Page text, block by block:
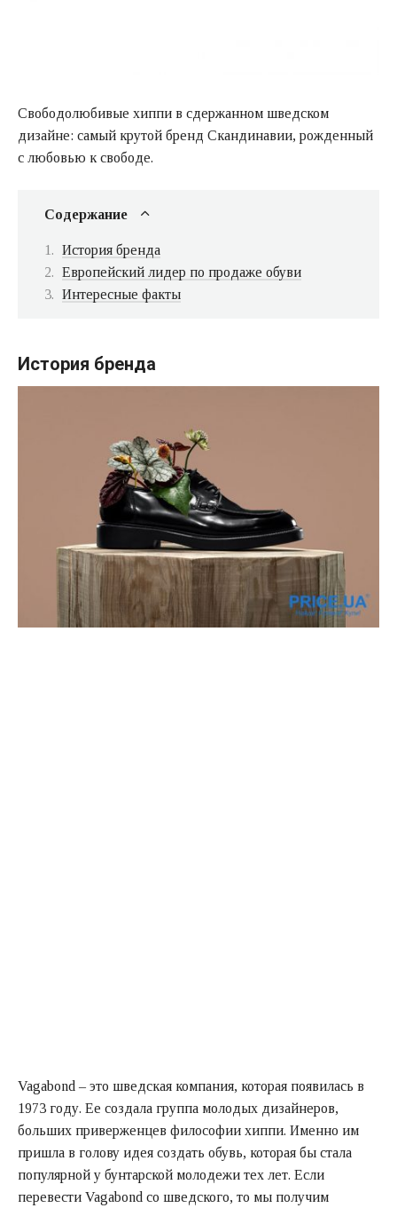
Свободолюбивые хиппи в сдержанном шведском
дизайне: самый крутой бренд Скандинавии, рожденный
с любовью к свободе.
Содержание
История бренда
Европейский лидер по продаже обуви
Интересные факты
История бренда
Vagabond – это шведская компания, которая появилась в
1973 году. Ее создала группа молодых дизайнеров,
больших приверженцев философии хиппи. Именно им
пришла в голову идея создать обувь, которая бы стала
популярной у бунтарской молодежи тех лет. Если
перевести Vagabond со шведского, то мы получим